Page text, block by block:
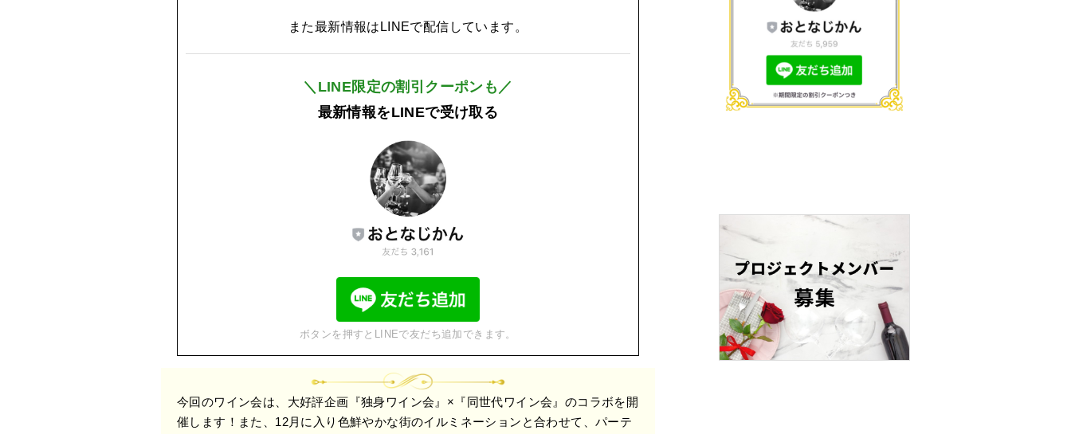
また最新情報はLINEで配信しています。
＼LINE限定の割引クーポンも／
最新情報をLINEで受け取る
ボタンを押すとLINEで友だち追加できます。
今回のワイン会は、大好評企画『独身ワイン会』×『同世代ワイン会』のコラボを開
催します！また、12月に入り色鮮やかな街のイルミネーションと合わせて、パーテ